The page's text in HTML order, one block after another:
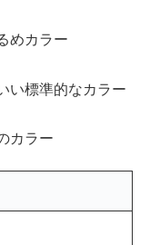
めカラー
い標準的なカラー
カラー